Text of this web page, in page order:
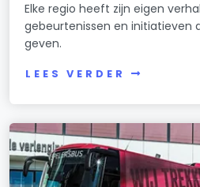
Elke regio heeft zijn eigen
gebeurtenissen en initiatieven
geven.
LEES VERDER